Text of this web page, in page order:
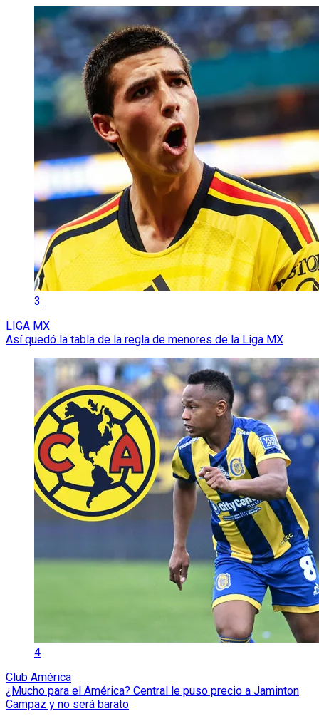
3
LIGA MX
Así quedó la tabla de la regla de menores de la Liga MX
4
Club América
¿Mucho para el América? Central le puso precio a Jaminton
Campaz y no será barato